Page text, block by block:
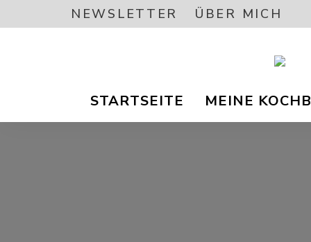
NEWSLETTER ÜBER MICH
/
STARTSEITE MEINE